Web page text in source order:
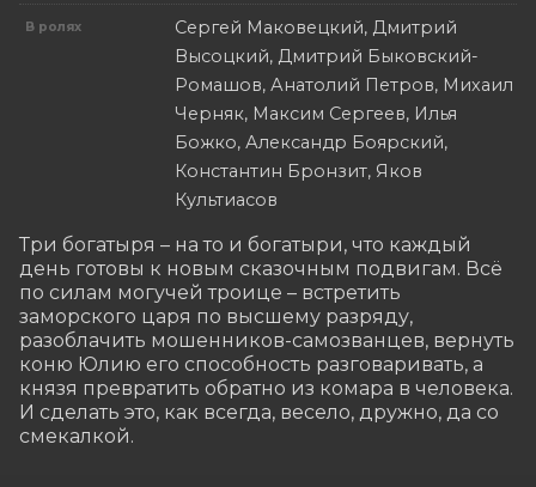
В ролях
Сергей Маковецкий, Дмитрий
Высоцкий, Дмитрий Быковский-
Ромашов, Анатолий Петров, Михаил
Черняк, Максим Сергеев, Илья
Божко, Александр Боярский,
Константин Бронзит, Яков
Культиасов
Три богатыря – на то и богатыри, что каждый
день готовы к новым сказочным подвигам. Всё
по силам могучей троице – встретить
заморского царя по высшему разряду,
разоблачить мошенников-самозванцев, вернуть
коню Юлию его способность разговаривать, а
князя превратить обратно из комара в человека.
И сделать это, как всегда, весело, дружно, да со
смекалкой.